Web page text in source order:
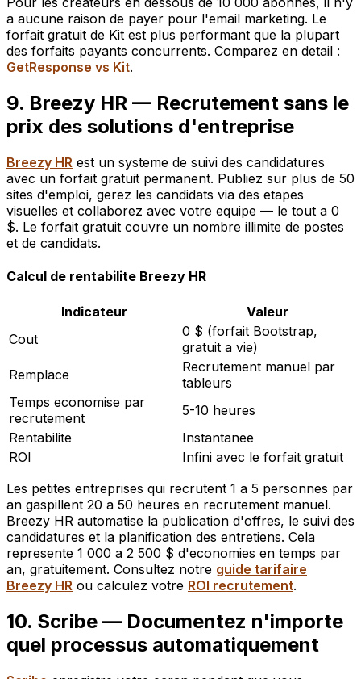
a aucune raison de payer pour l'email marketing. Le
forfait gratuit de Kit est plus performant que la plupart
des forfaits payants concurrents. Comparez en detail :
GetResponse vs Kit.
9. Breezy HR — Recrutement sans le
prix des solutions d'entreprise
Breezy HR est un systeme de suivi des candidatures
avec un forfait gratuit permanent. Publiez sur plus de 50
sites d'emploi, gerez les candidats via des etapes
visuelles et collaborez avec votre equipe — le tout a 0
$. Le forfait gratuit couvre un nombre illimite de postes
et de candidats.
Calcul de rentabilite Breezy HR
Indicateur
Valeur
Cout
0 $ (forfait Bootstrap,
gratuit a vie)
Remplace
Recrutement manuel par
tableurs
Temps economise par
recrutement
5-10 heures
Rentabilite
Instantanee
ROI
Infini avec le forfait gratuit
Les petites entreprises qui recrutent 1 a 5 personnes par
an gaspillent 20 a 50 heures en recrutement manuel.
Breezy HR automatise la publication d'offres, le suivi des
candidatures et la planification des entretiens. Cela
represente 1 000 a 2 500 $ d'economies en temps par
an, gratuitement. Consultez notre guide tarifaire
Breezy HR ou calculez votre ROI recrutement.
10. Scribe — Documentez n'importe
quel processus automatiquement